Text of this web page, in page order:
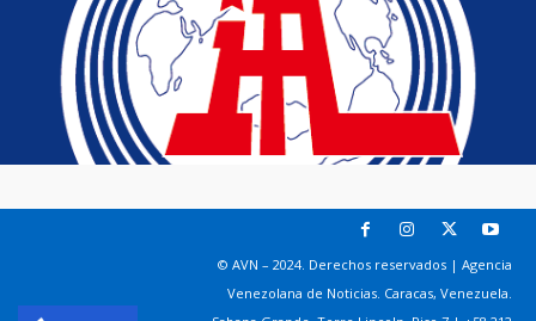
© AVN – 2024. Derechos reservados | Agencia
Venezolana de Noticias. Caracas, Venezuela.